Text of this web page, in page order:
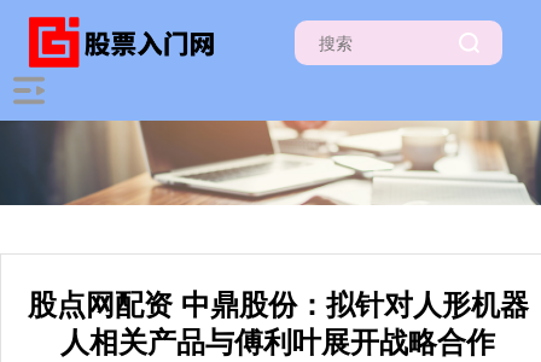
股点网配资 中鼎股份：拟针对人形机器
人相关产品与傅利叶展开战略合作